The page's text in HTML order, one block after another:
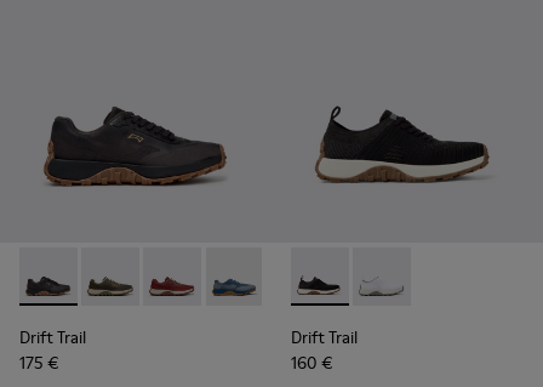
Drift Trail - K101084-005 - Zwarte sneakers van gerecycled
Drift Trail - K101084-007 - Groene herensneakers
Drift Trail - K101084-006 - Bordeaux
Drift Trail - K101084-004 - Blauwe
Drift Trail - K101084-003 -
Drift Trail - K101084-
Drift Trail -
Drift Trail
175 €
Drift Trail - K101214-002 -
Drift Trail - K101214-
Drift Trail
160 €